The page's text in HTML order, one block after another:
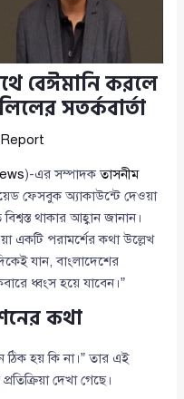
বেঈমানি করলে
সতর্কবার্তা
)-এর সম্পাদকতাসনীম
ফেসবুক অ্যাকাউন্টে দেওয়া
থাকার আহ্বান জানান।
একটি পরামর্শের কথা উল্লেখ
যান, বাংলাদেশের
ধ্বংস হয়ে যাবেন।”
কথা
হয় কি না।” তার এই
দেখা গেছে।